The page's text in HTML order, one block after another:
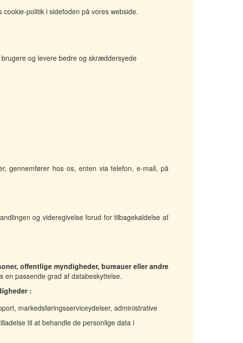
politik i sidefoden på vores webside.
og levere bedre og skræddersyede
gennemfører hos os, enten via telefon, e-mail, på
og videregivelse forud for tilbagekaldelse af
offentlige myndigheder, bureauer eller andre
passende grad af databeskyttelse.
:
markedsføringsserviceydelser, administrative
til at behandle de personlige data i